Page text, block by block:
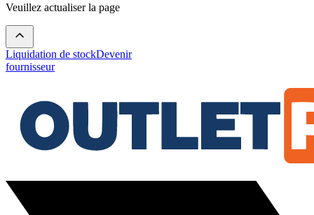
Veuillez actualiser la page
Liquidation de stockDevenir
fournisseur